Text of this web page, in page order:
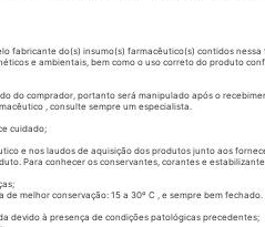
fabricante do(s) insumo(s) farmacêutico(s) contidos
e ambientais, bem como o uso correto do produto
do comprador, portanto será manipulado após o
, consulte sempre um especialista.
cuidado;
e nos laudos de aquisição dos produtos junto aos
Para conhecer os conservantes, corantes e
melhor conservação: 15 a 30º C , e sempre bem fechado.
devido à presença de condições patológicas precedentes;